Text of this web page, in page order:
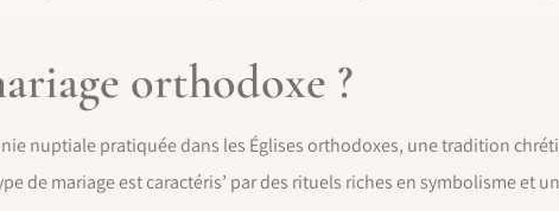
orthodoxe ?
nuptiale pratiquée dans les Églises orthodoxes, une tradition
de mariage est caractéris’ par des rituels riches en symbolisme et